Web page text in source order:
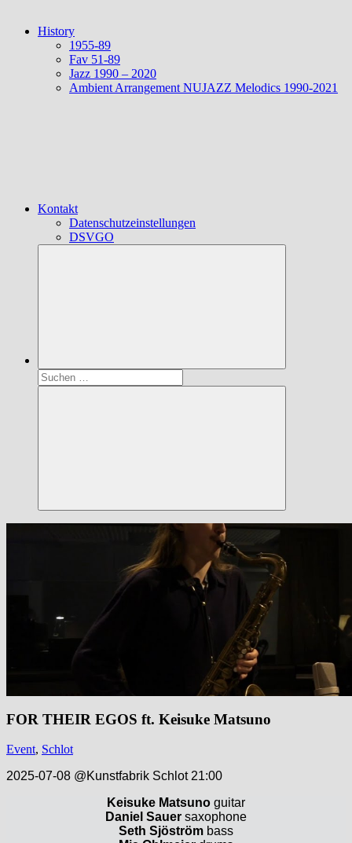
History
1955-89
Fav 51-89
Jazz 1990 – 2020
Ambient Arrangement NUJAZZ Melodics 1990-2021
Kontakt
Datenschutzeinstellungen
DSVGO
Suchen
nach:
Suchen
FOR THEIR EGOS ft. Keisuke Matsuno
Event, Schlot
2025-07-08 @Kunstfabrik Schlot 21:00
Keisuke Matsuno guitar
Daniel Sauer saxophone
Seth Sjöström bass